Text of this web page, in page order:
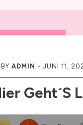
BY ADMIN - JUNI 11,
Geht´s